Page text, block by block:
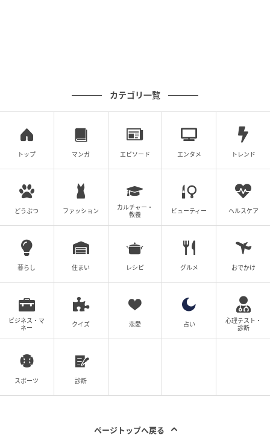
ウーマンエキサイト
ずっと夫と義母に騙されていた、こんな悲しい裏切り
があって良いのでしょうか…。
赤ちゃんが無事だったのはなによりですが、未来のこ
とがさちこの肩に重くのしかかります。
(神谷もち)
元記事で読む
変化が？【妊娠したら夫が行方不明になった話 V
次の話を読む
カテゴリ一覧
トップ マンガ エピソード エンタメ トレンド
どうぶつ ファッション
カルチャー・
教養
ビューティー ヘルスケア
暮らし 住まい レシピ グルメ おでかけ
ビジネス・マ
ネー
クイズ 恋愛 占い
心理テスト・
診断
スポーツ 診断
ページトップへ戻る